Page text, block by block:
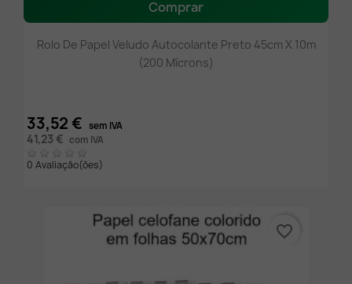
Comprar
Rolo De Papel Veludo Autocolante Preto 45cm X 10m
(200 Mícrons)
33,52 € sem IVA
41,23 € com IVA
0 Avaliação(ões)
favorite_border